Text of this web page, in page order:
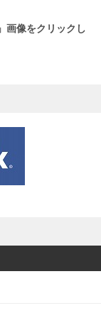
画像をクリックし